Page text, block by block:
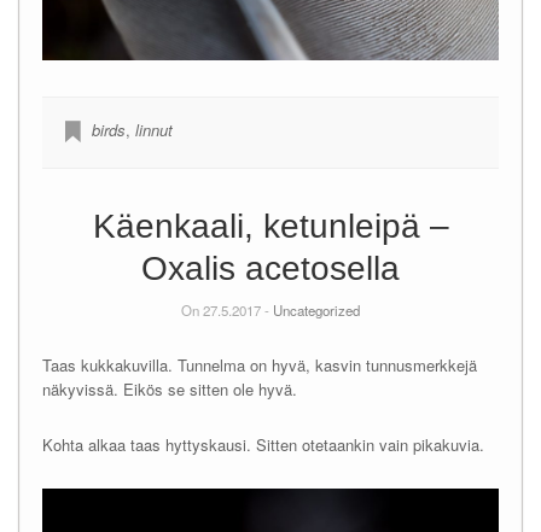
birds, linnut
Käenkaali, ketunleipä –
Oxalis acetosella
On 27.5.2017 - Uncategorized
Taas kukkakuvilla. Tunnelma on hyvä, kasvin tunnusmerkkejä
näkyvissä. Eikös se sitten ole hyvä.
Kohta alkaa taas hyttyskausi. Sitten otetaankin vain pikakuvia.